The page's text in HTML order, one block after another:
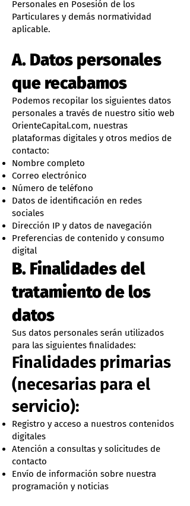
Personales en Posesión de los
Particulares y demás normatividad
aplicable.
A. Datos personales
que recabamos
Podemos recopilar los siguientes datos
personales a través de nuestro sitio web
OrienteCapital.com, nuestras
plataformas digitales y otros medios de
contacto:
Nombre completo
Correo electrónico
Número de teléfono
Datos de identificación en redes
sociales
Dirección IP y datos de navegación
Preferencias de contenido y consumo
digital
B. Finalidades del
tratamiento de los
datos
Sus datos personales serán utilizados
para las siguientes finalidades:
Finalidades primarias
(necesarias para el
servicio):
Registro y acceso a nuestros contenidos
digitales
Atención a consultas y solicitudes de
contacto
Envío de información sobre nuestra
programación y noticias